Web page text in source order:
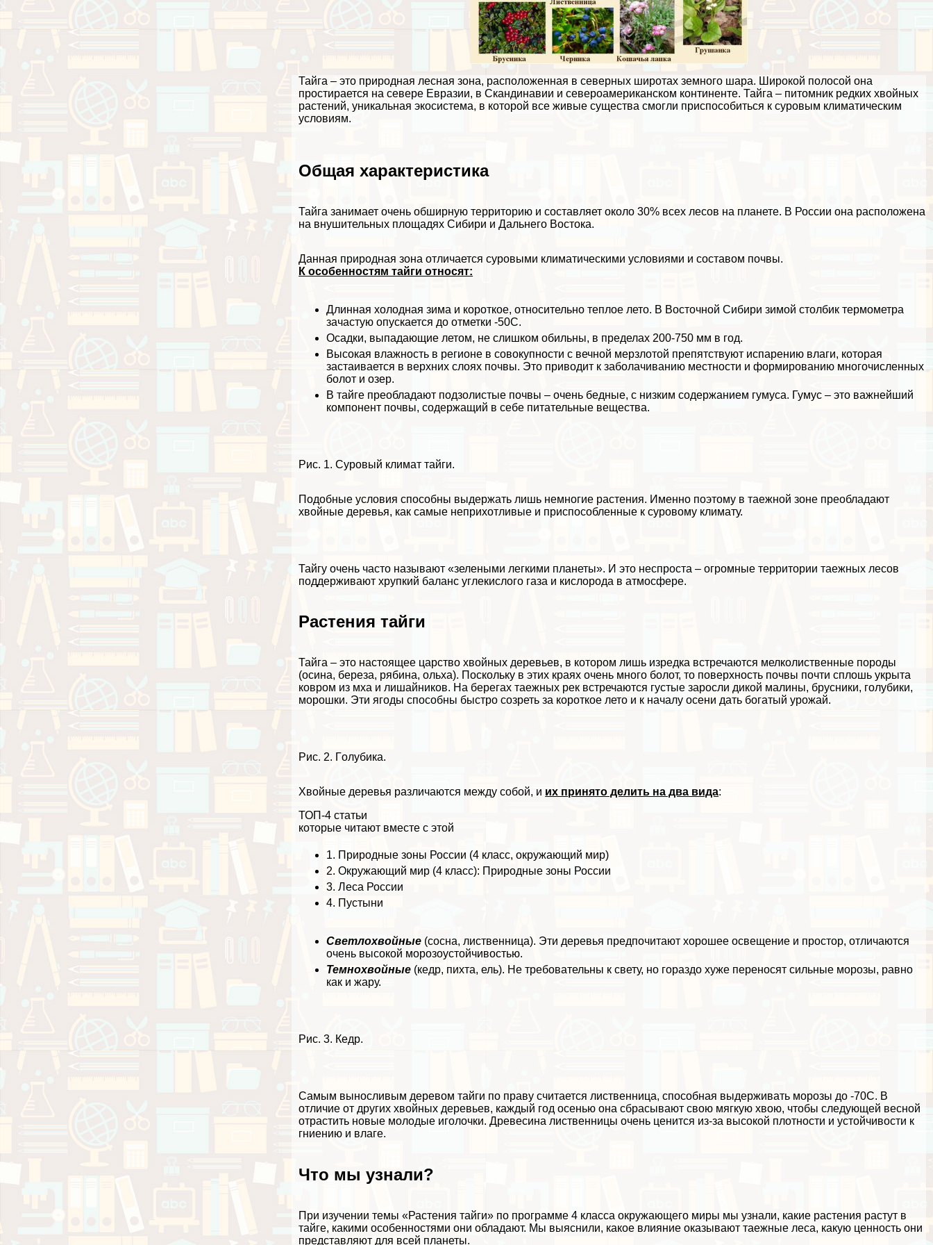
Тайга – это природная лесная зона, расположенная в северных широтах земного шара. Широкой полосой она
простирается на севере Евразии, в Скандинавии и североамериканском континенте. Тайга – питомник редких хвойных
растений, уникальная экосистема, в которой все живые существа смогли приспособиться к суровым климатическим
условиям.
Общая хаpaктеристика
Тайга занимает очень обширную территорию и составляет около 30% всех лесов на планете. В России она расположена
на внушительных площадях Сибири и Дальнего Востока.
Данная природная зона отличается суровыми климатическими условиями и составом почвы.
К особенностям тайги относят:
Длинная холодная зима и короткое, относительно теплое лето. В Восточной Сибири зимой столбик термометра
зачастую опускается до отметки -50С.
Осадки, выпадающие летом, не слишком обильны, в пределах 200-750 мм в год.
Высокая влажность в регионе в совокупности с вечной мерзлотой препятствуют испарению влаги, которая
застаивается в верхних слоях почвы. Это приводит к заболачиванию местности и формированию многочисленных
болот и озер.
В тайге преобладают подзолистые почвы – очень бедные, с низким содержанием гумуса. Гумус – это важнейший
компонент почвы, содержащий в себе питательные вещества.
Рис. 1. Суровый климат тайги.
Подобные условия способны выдержать лишь немногие растения. Именно поэтому в таежной зоне преобладают
хвойные деревья, как самые неприхотливые и приспособленные к суровому климату.
Тайгу очень часто называют «зелеными легкими планеты». И это неспроста – огромные территории таежных лесов
поддерживают хрупкий баланс углекислого газа и кислорода в атмосфере.
Растения тайги
Тайга – это настоящее царство хвойных деревьев, в котором лишь изредка встречаются мелколиственные породы
(осина, береза, рябина, ольха). Поскольку в этих краях очень много болот, то поверхность почвы почти сплошь укрыта
ковром из мха и лишайников. На берегах таежных рек встречаются густые заросли дикой малины, брусники, гoлyбики,
морошки. Эти ягоды способны быстро созреть за короткое лето и к началу осени дать богатый урожай.
Рис. 2. Гoлyбика.
Хвойные деревья различаются между собой, и их принято делить на два вида:
ТОП-4 статьи
которые читают вместе с этой
1. Природные зоны России (4 класс, окружающий мир)
2. Окружающий мир (4 класс): Природные зоны России
3. Леса России
4. Пустыни
Светлохвойные (сосна, лиственница). Эти деревья предпочитают хорошее освещение и простор, отличаются
очень высокой морозоустойчивостью.
Темнохвойные (кедр, пихта, ель). Не требовательны к свету, но гораздо хуже переносят сильные морозы, равно
как и жару.
Рис. 3. Кедр.
Самым выносливым деревом тайги по праву считается лиственница, способная выдерживать морозы до -70С. В
отличие от других хвойных деревьев, каждый год осенью она сбрасывают свою мягкую хвою, чтобы следующей весной
отрастить новые молодые иголочки. Древесина лиственницы очень ценится из-за высокой плотности и устойчивости к
гниению и влаге.
Что мы узнали?
При изучении темы «Растения тайги» по программе 4 класса окружающего миры мы узнали, какие растения растут в
тайге, какими особенностями они обладают. Мы выяснили, какое влияние оказывают таежные леса, какую ценность они
представляют для всей планеты.